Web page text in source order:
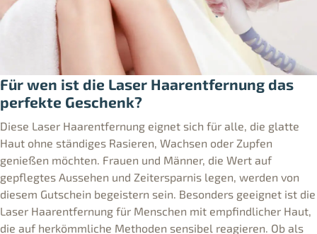
Für wen ist die Laser Haarentfernung das
perfekte Geschenk?
Diese Laser Haarentfernung eignet sich für alle, die glatte
Haut ohne ständiges Rasieren, Wachsen oder Zupfen
genießen möchten. Frauen und Männer, die Wert auf
gepflegtes Aussehen und Zeitersparnis legen, werden von
diesem Gutschein begeistern sein. Besonders geeignet ist die
Laser Haarentfernung für Menschen mit empfindlicher Haut,
die auf herkömmliche Methoden sensibel reagieren. Ob als